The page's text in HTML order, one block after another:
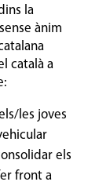
la
ànim
català a
les joves
els
front a